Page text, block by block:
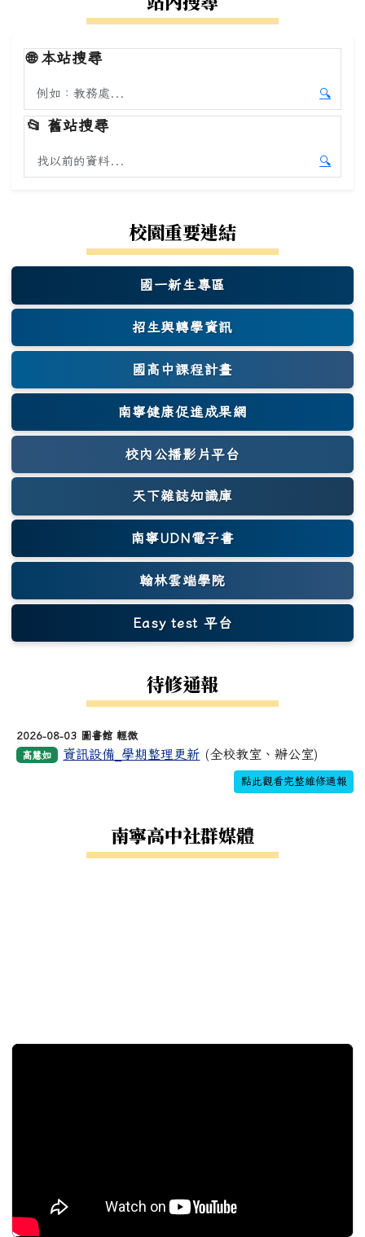
🌐本站搜尋
搜尋本站內容
🔍
開始本
📂 舊站搜尋
搜尋舊站內容
🔍
開始舊
校園重要連結
國一新生專區
(另開新視窗)
招生與轉學資訊
國高中課程計畫
南寧健康促進成果網
(另開新視窗)
校內公播影片平台
天下雜誌知識庫
(另開新視窗)
南寧UDN電子書
翰林雲端學院
Easy test 平台
(另開新視窗)
待修通報
2026-08-03 圖書館 輕微
高慧如 資訊設備_學期整理更新 (全校教室、辦公室)
點此觀看完整維修通報
南寧高中社群媒體